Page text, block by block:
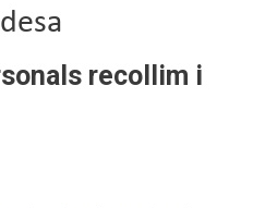
recollim i